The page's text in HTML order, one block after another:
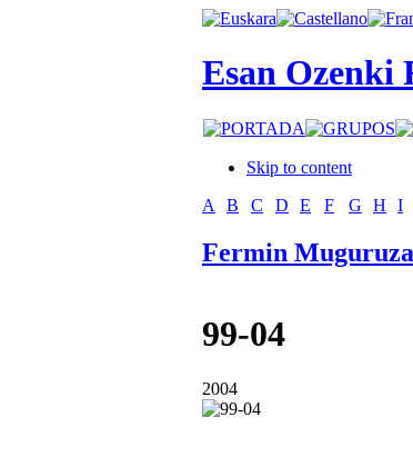
Esan Ozenki
Skip to content
A
B C D E F G H I
Fermin Muguruza
99-04
2004